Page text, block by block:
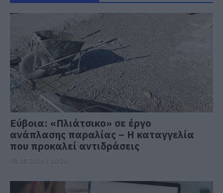
Εύβοια: «Πλιάτσικο» σε έργο
ανάπλασης παραλίας – Η καταγγελία
που προκαλεί αντιδράσεις